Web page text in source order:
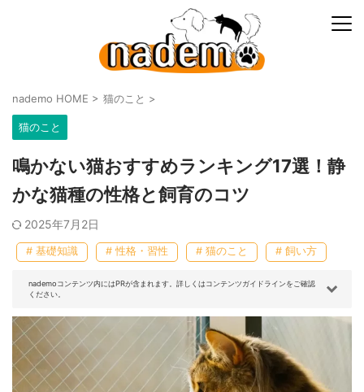
nademo HOME > 猫のこと >
猫のこと
鳴かない猫おすすめランキング17選！静
かな猫種の性格と飼育のコツ
2025年7月2日
# 基礎知識 # 性格・習性 # 猫のこと # 飼い方
nademoコンテンツ内にはPRが含まれます。詳しくはコンテンツガイドラインをご確認
ください。